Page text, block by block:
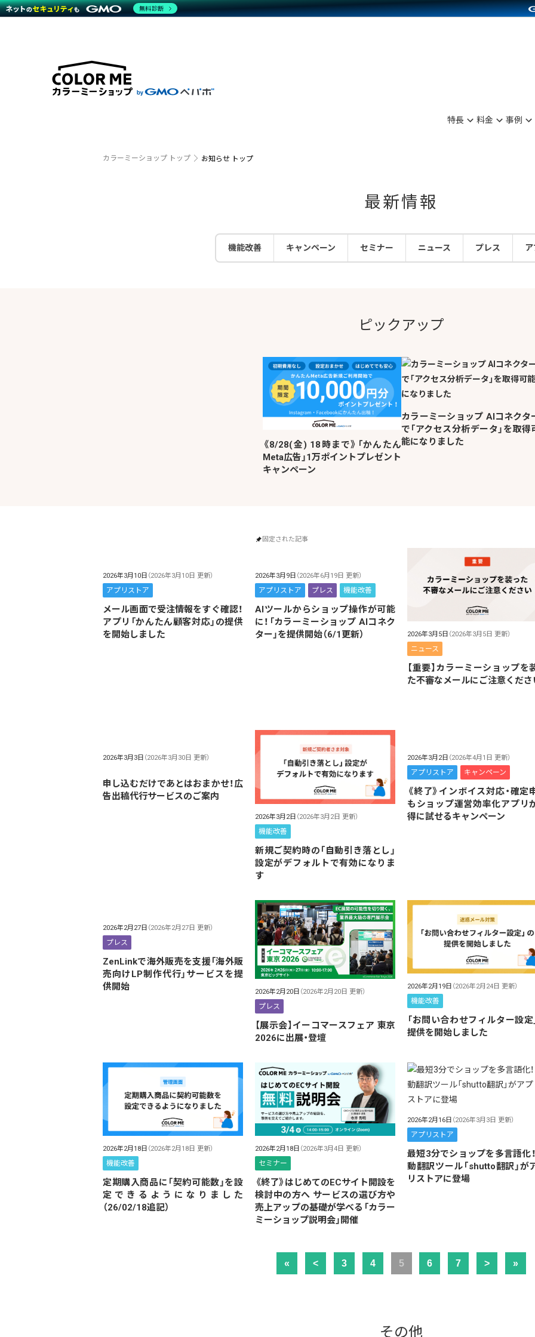
特長 料金 事例
特長
商材一覧を見る
機能一覧を見る
特長別に見る
売上につながる集客
複数店舗との連携
業種別に見る
料金シミュレーション
運営サポート
開発・API連携代行
カラーミーショップ トップ お知らせ トップ
最新情報
機能改善 キャンペーン セミナー ニュース プレス
ピックアップ
《8/28(金) 18時まで》「かんたん
Meta広告」1万ポイントプレゼント
キャンペーン
カラーミーショップ AIコネクタ
で「アクセス分析データ」を取得
能になりました
2026年3月10日 （2026年3月10日 更新）
アプリストア
メール画面で受注情報をすぐ確認！
アプリ「かんたん顧客対応」の提供
を開始しました
固定された記事
2026年3月9日 （2026年6月19日 更新）
アプリストア プレス 機能改善
AIツールからショップ操作が可能
に！「カラーミーショップ AIコネク
ター」を提供開始（6/1更新）
2026年3月5日 （2026年3月5日 更新）
ニュース
【重要】カラーミーショップを
た不審なメールにご注意くださ
2026年3月3日 （2026年3月30日 更新）
申し込むだけであとはおまかせ！広
告出稿代行サービスのご案内
2026年3月2日 （2026年3月2日 更新）
機能改善
新規ご契約時の「自動引き落とし」
設定がデフォルトで有効になりま
す
2026年3月2日 （2026年4月1日 更新）
アプリストア キャンペーン
《終了》インボイス対応・確定
もショップ運営効率化アプリ
得に試せるキャンペーン
2026年2月27日 （2026年2月27日 更新）
プレス
ZenLinkで海外販売を支援「海外販
売向けLP制作代行」サービスを提
供開始
2026年2月20日 （2026年2月20日 更新）
プレス
【展示会】イーコマースフェア 東京
2026に出展・登壇
2026年2月19日 （2026年2月24日 更新）
機能改善
「お問い合わせフィルター設定
提供を開始しました
2026年2月18日 （2026年2月18日 更新）
機能改善
定期購入商品に「契約可能数」を設
定できるようになりました
（26/02/18追記）
2026年2月18日 （2026年3月4日 更新）
セミナー
《終了》はじめてのECサイト開設を
検討中の方へ サービスの選び方や
売上アップの基礎が学べる「カラー
ミーショップ説明会」開催
2026年2月16日 （2026年3月3日 更新）
アプリストア
最短3分でショップを多言語化
動翻訳ツール「shutto翻訳」が
リストアに登場
« < 3 4 5 6 7 > »
その他
無料診断